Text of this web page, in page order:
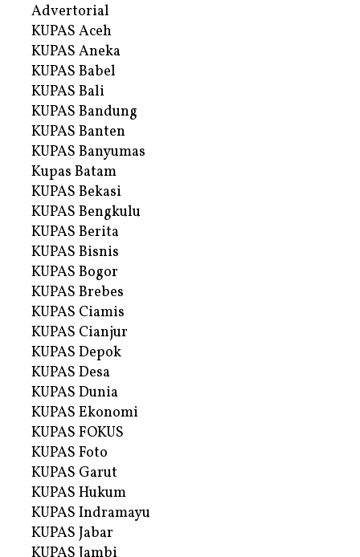
Advertorial
KUPAS Aceh
KUPAS Aneka
KUPAS Babel
KUPAS Bali
KUPAS Bandung
KUPAS Banten
KUPAS Banyumas
Kupas Batam
KUPAS Bekasi
KUPAS Bengkulu
KUPAS Berita
KUPAS Bisnis
KUPAS Bogor
KUPAS Brebes
KUPAS Ciamis
KUPAS Cianjur
KUPAS Depok
KUPAS Desa
KUPAS Dunia
KUPAS Ekonomi
KUPAS FOKUS
KUPAS Foto
KUPAS Garut
KUPAS Hukum
KUPAS Indramayu
KUPAS Jabar